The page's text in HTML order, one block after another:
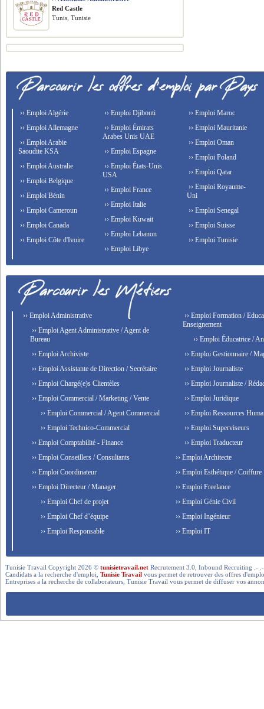
Red Castle
Tunis, Tunisie
›› Emploi Algérie
›› Emploi Allemagne
›› Emploi Arabie
Saoudite KSA
›› Emploi Australie
›› Emploi Belgique
›› Emploi Bénin
›› Emploi Cameroun
›› Emploi Canada
›› Emploi Côte d'Ivoire
›› Emploi Djibouti
›› Emploi Émirats
Arabes Unis UAE
›› Emploi Espagne
›› Emploi États-Unis
USA
›› Emploi France
›› Emploi Italie
›› Emploi Kuwait
›› Emploi Lebanon
›› Emploi Libye
›› Emploi Maroc
›› Emploi Mauritanie
›› Emploi Oman
›› Emploi Poland
›› Emploi Qatar
›› Emploi Royaume-
Uni
›› Emploi Senegal
›› Emploi Suisse
›› Emploi Tunisie
›› Emploi Administrative
›› Emploi Agent Administrative / Agent de
Bureau
›› Emploi Archiviste
›› Emploi Assistante de Direction / Secrétaire
›› Emploi Chargé(e)s Clientèles
›› Emploi Commercial / Marketing / Vente
›› Emploi Commercial / Agent Commercial
›› Emploi Technico-Commercial
›› Emploi Comptabilité - Finance
›› Emploi Conseillers / Consultants
›› Emploi Coordinateur
›› Emploi Directeur / Manager
›› Emploi Chef de projet
›› Emploi Chef d’équipe
›› Emploi Responsable
›› Emploi Formation /
Enseignement
›› Emploi Éducatrice /
›› Emploi Gestionnaire /
›› Emploi Journaliste
›› Emploi Journaliste /
›› Emploi Juridique
›› Emploi Ressources
›› Emploi Superviseurs
›› Emploi Traducteur
›› Emploi Architecte
›› Emploi Esthétique / Coiffure
›› Emploi Freelance
›› Emploi Génie Civil
›› Emploi Ingénieur
›› Emploi IT
Tunisie Travail Copyright 2026 ©tunisietravail.net Recrutement 3.0, Inbound Recruiting .-
Candidats a la recherche d'emploi,Tunisie Travail vous permet de retrouver des offres
Entreprises a la recherche de collaborateurs, Tunisie Travail vous permet de diffuser vos